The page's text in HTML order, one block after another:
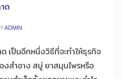
ด
ADMIN
เป็นอีกหนึ่งวิธีที่จะทำให้ธุรกิจ
สำอาง สบู่ ยาสมุนไพรหรือ